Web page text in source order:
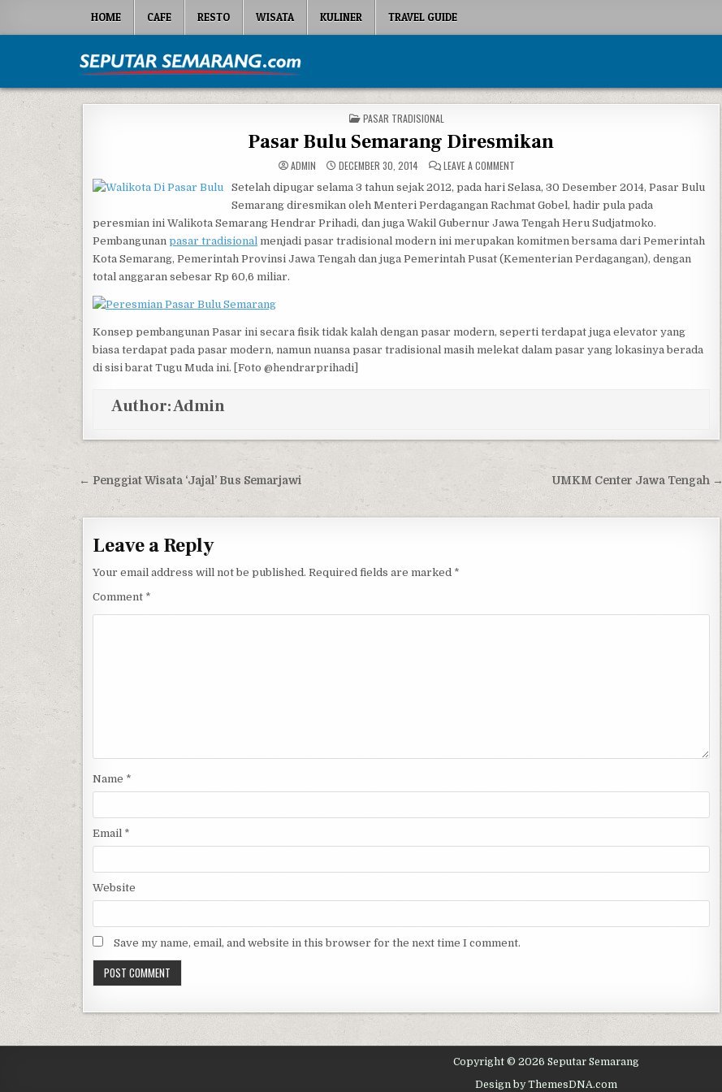
HOME CAFE RESTO WISATA KULINER TRAVEL GUIDE
Seputar Semarang
POSTED IN
PASAR TRADISIONAL
Pasar Bulu Semarang Diresmikan
ADMIN DECEMBER 30, 2014 LEAVE A COMMENT
Setelah dipugar selama 3 tahun sejak 2012, pada hari Selasa, 30 Desember 2014, Pasar Bulu
Semarang diresmikan oleh Menteri Perdagangan Rachmat Gobel, hadir pula pada
peresmian ini Walikota Semarang Hendrar Prihadi, dan juga Wakil Gubernur Jawa Tengah Heru Sudjatmoko.
Pembangunan pasar tradisional menjadi pasar tradisional modern ini merupakan komitmen bersama dari Pemerintah
Kota Semarang, Pemerintah Provinsi Jawa Tengah dan juga Pemerintah Pusat (Kementerian Perdagangan), dengan
total anggaran sebesar Rp 60,6 miliar.
Konsep pembangunan Pasar ini secara fisik tidak kalah dengan pasar modern, seperti terdapat juga elevator yang
biasa terdapat pada pasar modern, namun nuansa pasar tradisional masih melekat dalam pasar yang lokasinya berada
di sisi barat Tugu Muda ini. [Foto @hendrarprihadi]
Author:Admin
Post navigation UMKM Center Jawa Tengah →
← Penggiat Wisata ‘Jajal’ Bus Semarjawi
Leave a Reply
Your email address will not be published. Required fields are marked *
Comment *
Name *
Email *
Website
Save my name, email, and website in this browser for the next time I comment.
Copyright © 2026 Seputar Semarang
Design by ThemesDNA.com